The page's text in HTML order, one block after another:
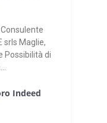
Consulente
srls Maglie,
Possibilità di
Indeed